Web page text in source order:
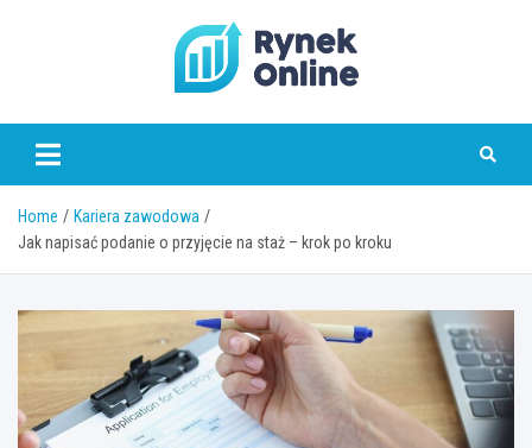
www.rynekonline.pl
Home
Kariera zawodowa
Jak napisać podanie o przyjęcie na staż – krok po kroku